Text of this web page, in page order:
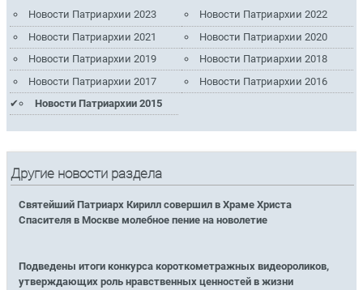
Новости Патриархии 2023
Новости Патриархии 2022
Новости Патриархии 2021
Новости Патриархии 2020
Новости Патриархии 2019
Новости Патриархии 2018
Новости Патриархии 2017
Новости Патриархии 2016
Новости Патриархии 2015
Другие новости раздела
Святейший Патриарх Кирилл совершил в Храме Христа
Спасителя в Москве молебное пение на новолетие
Подведены итоги конкурса короткометражных видеороликов,
утверждающих роль нравственных ценностей в жизни